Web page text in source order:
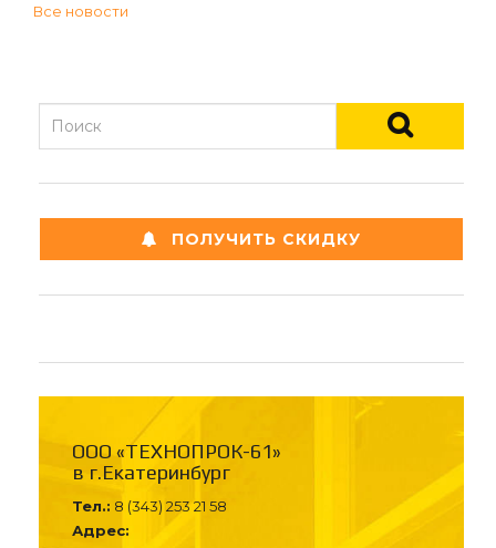
Все новости
ПОЛУЧИТЬ СКИДКУ
ООО «ТЕХНОПРОК-61»
в г.Екатеринбург
Тел.: 8 (343) 253 21 58
Адрес: